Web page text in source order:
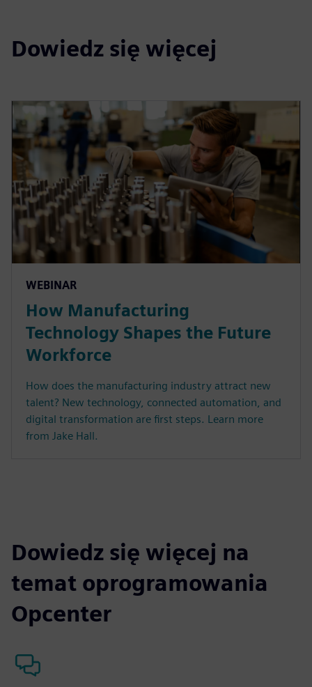
Dowiedz się więcej
WEBINAR
How Manufacturing
Technology Shapes the Future
Workforce
How does the manufacturing industry attract new
talent? New technology, connected automation, and
digital transformation are first steps. Learn more
from Jake Hall.
Dowiedz się więcej na
temat oprogramowania
Opcenter